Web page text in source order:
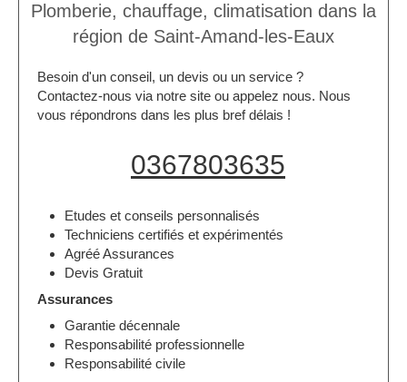
Plomberie, chauffage, climatisation dans la
région de Saint-Amand-les-Eaux
Besoin d'un conseil, un devis ou un service ?
Contactez-nous via notre site ou appelez nous. Nous
vous répondrons dans les plus bref délais !
0367803635
Etudes et conseils personnalisés
Techniciens certifiés et expérimentés
Agréé Assurances
Devis Gratuit
Assurances
Garantie décennale
Responsabilité professionnelle
Responsabilité civile